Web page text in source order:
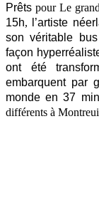
Prêts pour Le
15h, l’artiste
son véritable
façon
ont été
embarquent par
monde en 37
différents à